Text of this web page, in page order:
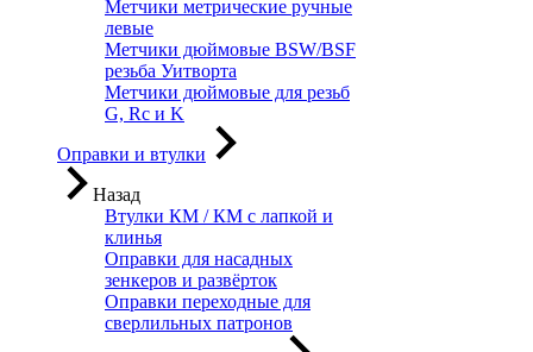
Метчики метрические ручные
левые
Метчики дюймовые BSW/BSF
резьба Уитворта
Метчики дюймовые для резьб
G, Rc и K
Оправки и втулки
Назад
Втулки КМ / КМ с лапкой и
клинья
Оправки для насадных
зенкеров и развёрток
Оправки переходные для
сверлильных патронов